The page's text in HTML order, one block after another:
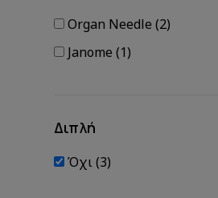
Organ Needle (2)
Janome (1)
Διπλή
Όχι (3)